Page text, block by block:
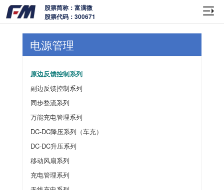
股票简称：富满微
股票代码：300671
电源管理
原边反馈控制系列
副边反馈控制系列
同步整流系列
万能充电管理系列
DC-DC降压系列（车充）
DC-DC升压系列
移动风扇系列
充电管理系列